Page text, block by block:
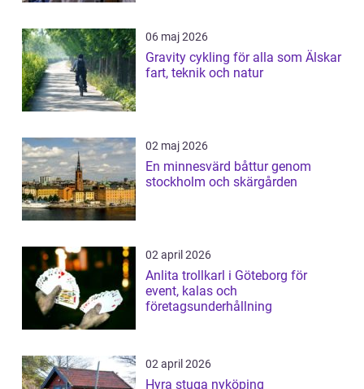
06 maj 2026
Gravity cykling för alla som Älskar
fart, teknik och natur
02 maj 2026
En minnesvärd båttur genom
stockholm och skärgården
02 april 2026
Anlita trollkarl i Göteborg för
event, kalas och
företagsunderhållning
02 april 2026
Hyra stuga nyköping